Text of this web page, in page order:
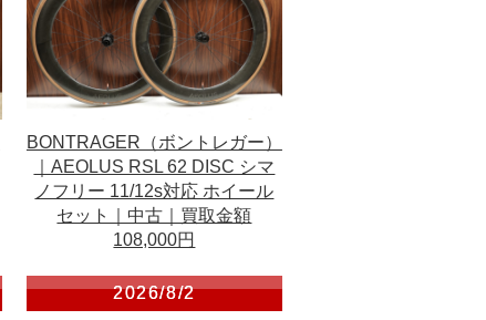
BONTRAGER（ボントレガー）
｜AEOLUS RSL 62 DISC シマ
ノフリー 11/12s対応 ホイール
セット｜中古｜買取金額
108,000円
2026/8/2